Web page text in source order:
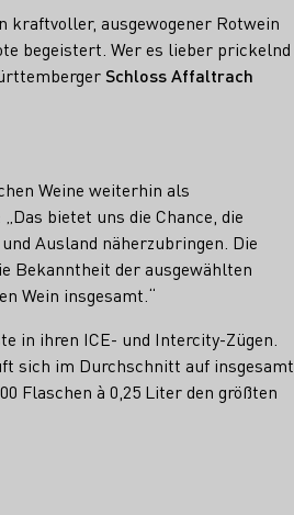
kraftvoller, ausgewogener Rotwein
begeistert. Wer es lieber prickelnd
Schloss Affaltrach
Weine weiterhin als
bietet uns die Chance, die
Ausland näherzubringen. Die
Bekanntheit der ausgewählten
Wein insgesamt.“
in ihren ICE- und Intercity-Zügen.
sich im Durchschnitt auf insgesamt
Flaschen à 0,25 Liter den größten